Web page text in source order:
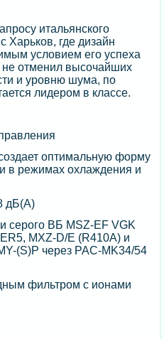
итальянского
Харьков, где дизайн
условием его успеха
отменил высочайших
и уровню шума, по
лидером в классе.
оптимальную форму
в режимах охлаждения и
дБ(А)
серого ВБ MSZ-EF VGK
MXZ-D/E (R410A) и
(S)P через PAC-MK34/54
фильтром с ионами